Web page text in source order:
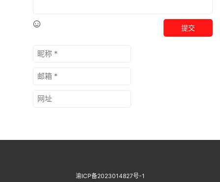
提交
渝ICP备2023014827号-1